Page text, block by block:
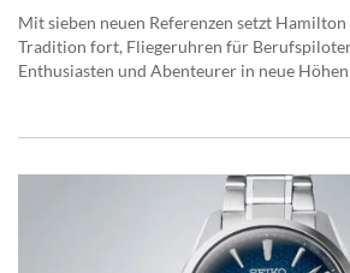
Mit sieben neuen Referenzen setzt
Tradition fort, Fliegeruhren für
Enthusiasten und Abenteurer in neue